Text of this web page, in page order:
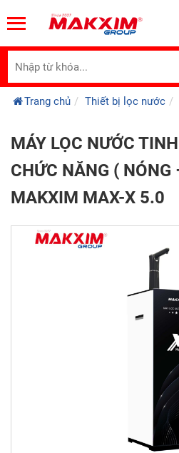
Trang chủ Thiết bị lọc nước
MÁY LỌC NƯỚC
CHỨC NĂNG ( NÓNG
MAKXIM MAX-X 5.0